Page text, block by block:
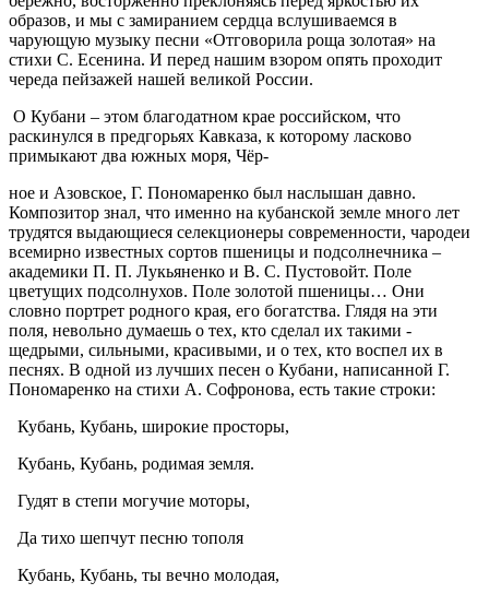
образов, и мы с замиранием сердца вслушиваемся в
чарующую музыку песни «Отговорила роща золотая» на
стихи С. Есенина. И перед нашим взором опять проходит
череда пейзажей нашей великой России.
О Кубани – этом благодатном крае российском, что
раскинулся в предгорьях Кавказа, к которому ласково
примыкают два южных моря, Чёр-
ное и Азовское, Г. Пономаренко был наслышан давно.
Композитор знал, что именно на кубанской земле много лет
трудятся выдающиеся селекционеры современности, чародеи
всемирно известных сортов пшеницы и подсолнечника –
академики П. П. Лукьяненко и В. С. Пустовойт. Поле
цветущих подсолнухов. Поле золотой пшеницы… Они
словно портрет родного края, его богатства. Глядя на эти
поля, невольно думаешь о тех, кто сделал их такими -
щедрыми, сильными, красивыми, и о тех, кто воспел их в
песнях. В одной из лучших песен о Кубани, написанной Г.
Пономаренко на стихи А. Софронова, есть такие строки:
Кубань, Кубань, широкие просторы,
Кубань, Кубань, родимая земля.
Гудят в степи могучие моторы,
Да тихо шепчут песню тополя
Кубань, Кубань, ты вечно молодая,